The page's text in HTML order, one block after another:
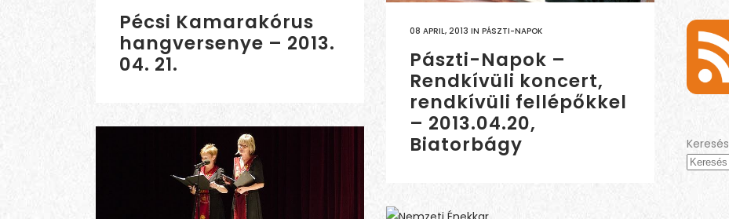
Pécsi Kamarakórus
hangversenye – 2013.
04. 21.
08 APRIL, 2013 IN PÁSZTI-NAPOK
Pászti-Napok –
Rendkívüli koncert,
rendkívüli fellépőkkel
– 2013.04.20,
Biatorbágy
Keresés